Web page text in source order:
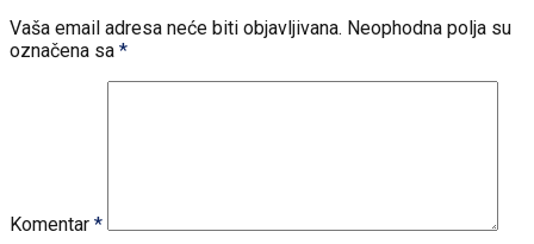
Vaša email adresa neće biti objavljivana. Neophodna polja su
označena sa *
Komentar *